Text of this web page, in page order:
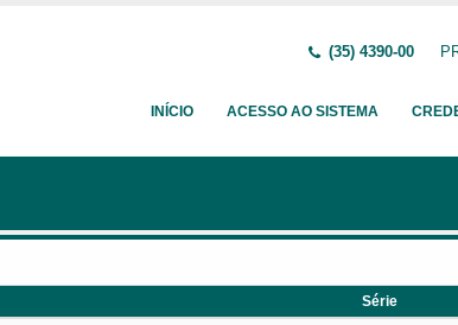
(35) 4390-00
INÍCIO ACESSO AO SISTEMA
Série